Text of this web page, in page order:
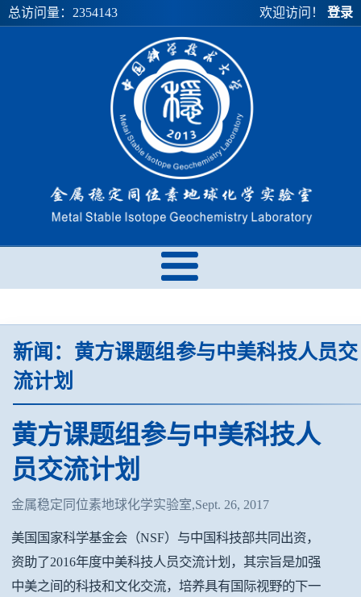
总访问量： 2354143 欢迎访问！ 登录
新闻：黄方课题组参与中美科技人员交
流计划
黄方课题组参与中美科技人
员交流计划
金属稳定同位素地球化学实验室,Sept. 26, 2017
美国国家科学基金会（NSF）与中国科技部共同出资，
资助了2016年度中美科技人员交流计划，其宗旨是加强
中美之间的科技和文化交流，培养具有国际视野的下一